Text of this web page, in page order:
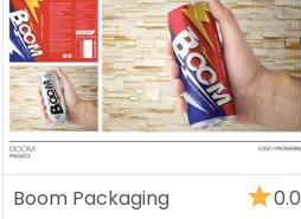
Boom Packaging
0.0